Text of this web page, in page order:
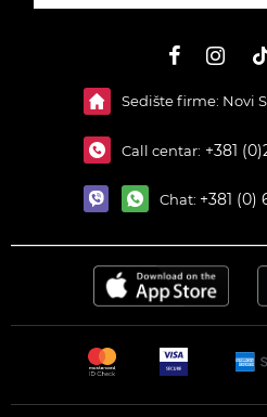
Sedište firme: Novi
Call centar: +381
Chat: +381 (0)